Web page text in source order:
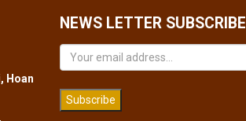
Hoan
NEWS LETTER SUBSCRIBE
Subscribe